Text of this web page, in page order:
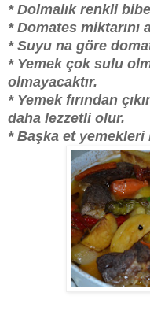
* Dolmalık renkli
* Domates miktarını
* Suyu na göre
* Yemek çok sulu
olmayacaktır.
* Yemek fırından
daha lezzetli olur.
* Başka et yemekleri